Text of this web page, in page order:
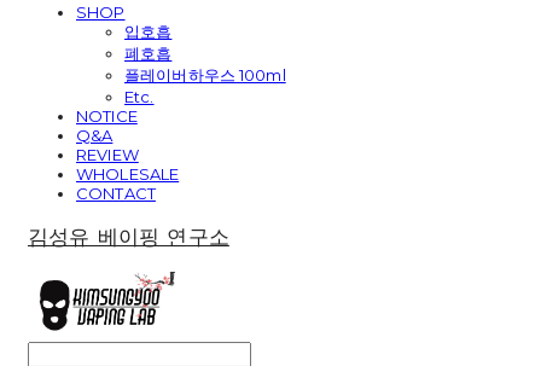
SHOP
입호흡
폐호흡
플레이버하우스 100ml
Etc.
NOTICE
Q&A
REVIEW
WHOLESALE
CONTACT
김성유 베이핑 연구소